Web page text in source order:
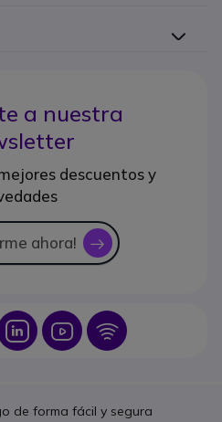
a nuestra
descuentos y
ahora! icon
Icon Icon Icon
de forma fácil y segura